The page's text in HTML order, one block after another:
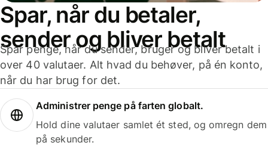
Spar, når du betaler,
sender og bliver betalt
Spar penge, når du sender, bruger og bliver betalt i
over 40 valutaer. Alt hvad du behøver, på én konto,
når du har brug for det.
Administrer penge på farten globalt.
Hold dine valutaer samlet ét sted, og omregn dem
på sekunder.